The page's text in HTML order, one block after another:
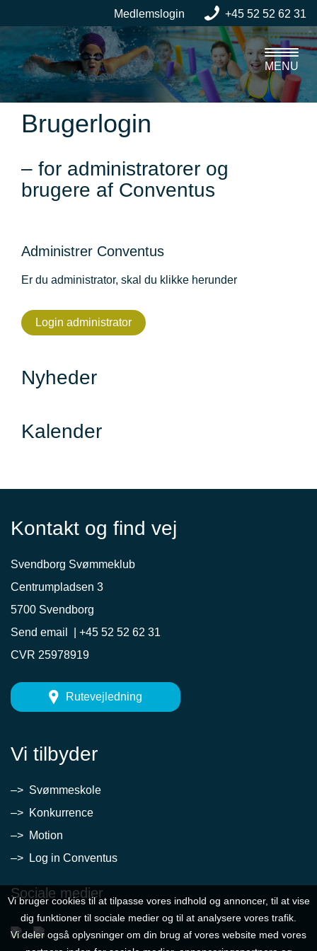
+45 52 52 62 31
Medlemslogin
Brugerlogin
– for administratorer og
brugere af Conventus
Administrer Conventus
Er du administrator, skal du klikke herunder
Login administrator
Nyheder
Kalender
Kontakt og find vej
Svendborg Svømmeklub
Centrumpladsen 3
5700 Svendborg
Send email
+45 52 52 62 31
CVR 25978919
Rutevejledning
Vi tilbyder
–> Svømmeskole
–> Konkurrence
–> Motion
–> Log in Conventus
Sociale medier
MENU
Vi bruger cookies til at tilpasse vores indhold og annoncer, til at vise
dig funktioner til sociale medier og til at analysere vores trafik.
Vi deler også oplysninger om din brug af vores website med vores